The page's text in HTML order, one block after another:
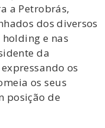
a Petrobrás,
dos diversos
e nas
da
os
os seus
posição de